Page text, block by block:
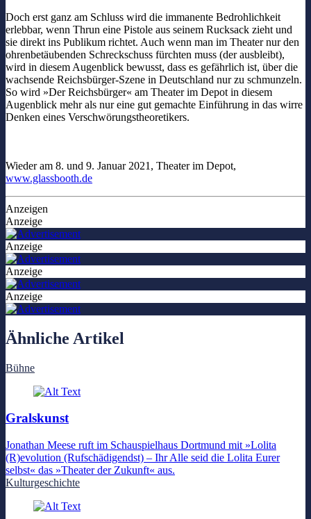
Doch erst ganz am Schluss wird die immanente Bedrohlichkeit
erlebbar, wenn Thrun eine Pistole aus seinem Rucksack zieht und
sie direkt ins Publikum richtet. Auch wenn man im Theater nur den
ohrenbetäubenden Schreckschuss fürchten muss (der ausbleibt),
wird in diesem Augenblick bewusst, dass es gefährlich ist, über die
wachsende Reichsbürger-Szene in Deutschland nur zu schmunzeln.
So wird »Der Reichsbürger« am Theater im Depot in diesem
Augenblick mehr als nur eine gut gemachte Einführung in das wirre
Denken eines Verschwörungstheoretikers.
Wieder am 8. und 9. Januar 2021, Theater im Depot,
www.glassbooth.de
Anzeigen
Anzeige
Anzeige
Anzeige
Anzeige
Ähnliche Artikel
Bühne
Gralskunst
Jonathan Meese ruft im Schauspielhaus Dortmund mit »Lolita
(R)evolution (Rufschädigendst) – Ihr Alle seid die Lolita Eurer
selbst« das »Theater der Zukunft« aus.
Kulturgeschichte